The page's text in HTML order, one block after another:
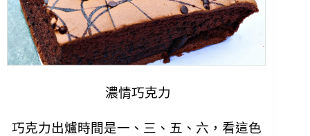
濃情巧克力
巧克力出爐時間是一、三、五、六， 看這色